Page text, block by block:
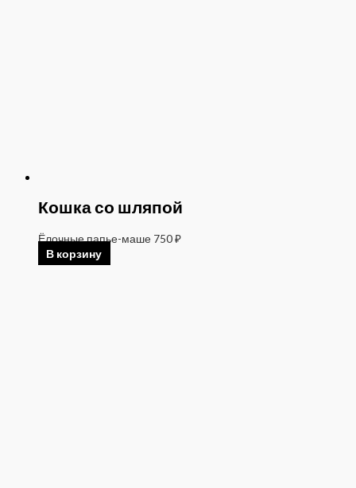
Кошка со шляпой
Ёлочные папье-маше 750₽
В корзину